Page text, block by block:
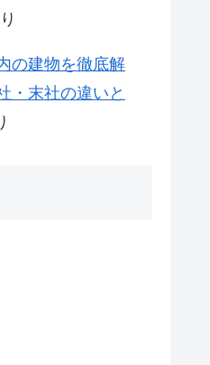
の建物を徹底解
・末社の違いと